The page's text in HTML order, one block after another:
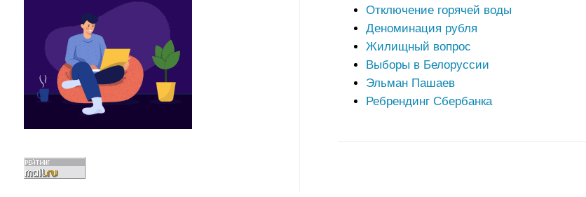
Отключение горячей воды
Деноминация рубля
Жилищный вопрос
Выборы в Белоруссии
Эльман Пашаев
Ребрендинг Сбербанка